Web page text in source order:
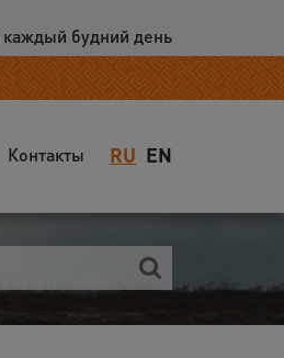
будний день
RU EN
Контакты